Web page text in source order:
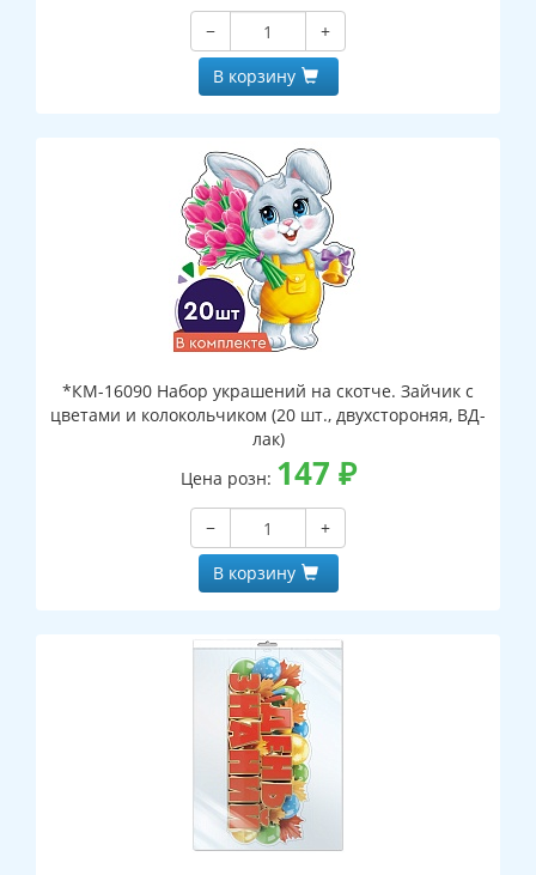
−
+
В корзину
*КМ-16090 Набор украшений на скотче. Зайчик с
цветами и колокольчиком (20 шт., двухстороняя, ВД-
лак)
Цена розн: 147 ₽
−
+
В корзину